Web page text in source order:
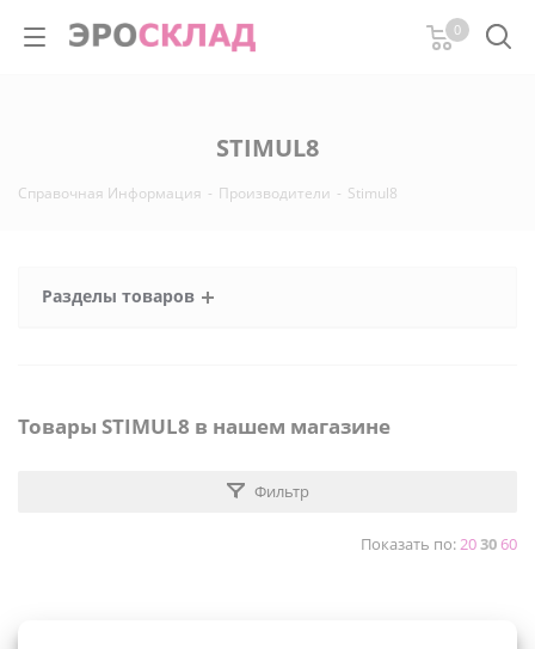
0
STIMUL8
Справочная Информация - Производители - Stimul8
Разделы товаров
Товары STIMUL8 в нашем магазине
Фильтр
Показать по:203060